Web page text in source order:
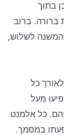
בתוך
ברורה. ברוב
המשנה לשלוש,
כל
מעל
כל אלמנט
במסמך.